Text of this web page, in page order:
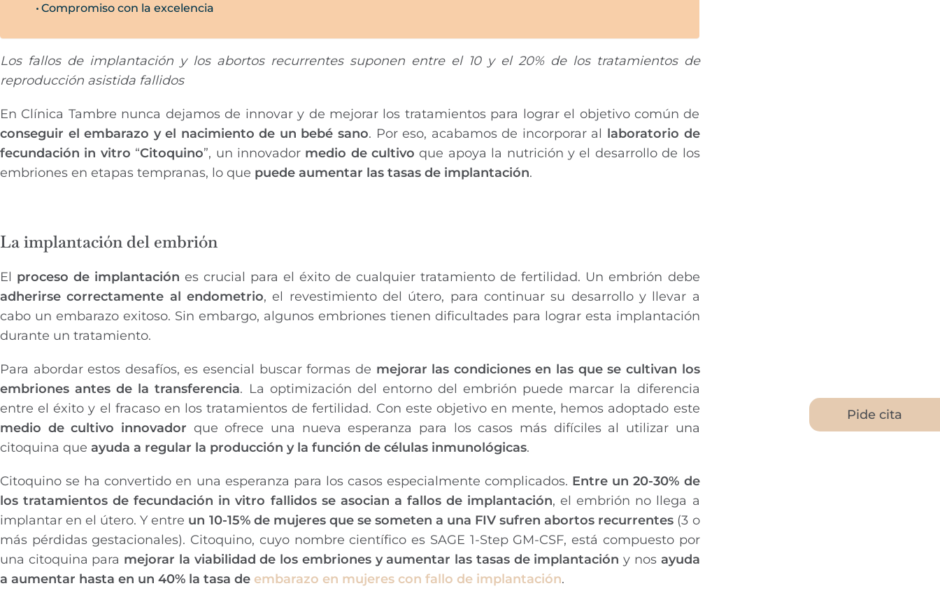
Compromiso con la excelencia
Los fallos de implantación y los abortos recurrentes suponen entre el 10 y el 20% de los tratamientos de
reproducción asistida fallidos
En Clínica Tambre nunca dejamos de innovar y de mejorar los tratamientos para lograr el objetivo común de
conseguir el embarazo y el nacimiento de un bebé sano. Por eso, acabamos de incorporar al laboratorio de
fecundación in vitro “Citoquino”, un innovador medio de cultivo que apoya la nutrición y el desarrollo de los
embriones en etapas tempranas, lo que puede aumentar las tasas de implantación.
La implantación del embrión
El proceso de implantación es crucial para el éxito de cualquier tratamiento de fertilidad. Un embrión debe
adherirse correctamente al endometrio, el revestimiento del útero, para continuar su desarrollo y llevar a
cabo un embarazo exitoso. Sin embargo, algunos embriones tienen dificultades para lograr esta implantación
durante un tratamiento.
Para abordar estos desafíos, es esencial buscar formas de mejorar las condiciones en las que se cultivan los
embriones antes de la transferencia. La optimización del entorno del embrión puede marcar la diferencia
entre el éxito y el fracaso en los tratamientos de fertilidad. Con este objetivo en mente, hemos adoptado este
medio de cultivo innovador que ofrece una nueva esperanza para los casos más difíciles al utilizar una
citoquina que ayuda a regular la producción y la función de células inmunológicas.
Citoquino se ha convertido en una esperanza para los casos especialmente complicados. Entre un 20-30% de
los tratamientos de fecundación in vitro fallidos se asocian a fallos de implantación, el embrión no llega a
implantar en el útero. Y entre un 10-15% de mujeres que se someten a una FIV sufren abortos recurrentes (3 o
más pérdidas gestacionales). Citoquino, cuyo nombre científico es SAGE 1-Step GM-CSF, está compuesto por
una citoquina para mejorar la viabilidad de los embriones y aumentar las tasas de implantación y nos ayuda
a aumentar hasta en un 40% la tasa de embarazo en mujeres con fallo de implantación.
Pide cita